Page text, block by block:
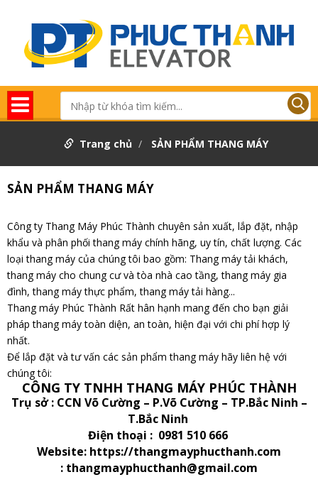
Trang chủ SẢN PHẨM THANG MÁY
SẢN PHẨM THANG MÁY
Công ty Thang Máy Phúc Thành chuyên sản xuất, lắp đặt, nhập
khẩu và phân phối thang máy chính hãng, uy tín, chất lượng. Các
loại thang máy của chúng tôi bao gồm: Thang máy tải khách,
thang máy cho chung cư và tòa nhà cao tầng, thang máy gia
đình, thang máy thực phẩm, thang máy tải hàng...
Thang máy Phúc Thành Rất hân hạnh mang đến cho bạn giải
pháp thang máy toàn diện, an toàn, hiện đại với chi phí hợp lý
nhất.
Để lắp đặt và tư vấn các sản phẩm thang máy hãy liên hệ với
chúng tôi:
CÔNG TY TNHH THANG MÁY PHÚC THÀNH
Trụ sở : CCN Võ Cường – P.Võ Cường – TP.Bắc Ninh –
T.Bắc Ninh
Điện thoại : 0981 510 666
Website: https://thangmayphucthanh.com
: thangmayphucthanh@gmail.com